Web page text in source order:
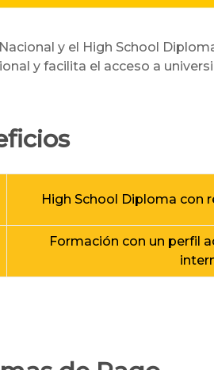
y el High School
y facilita el acceso a
High School Diploma con
Formación con un perfil